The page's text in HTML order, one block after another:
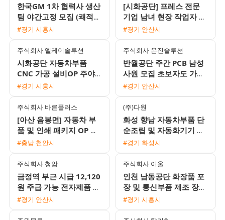
한국GM 1차 협력사 생산
팀 야간고정 모집 (쾌적한
환경/통근버스 운행)
#경기 시흥시
[시화공단] 프레스 전문
기업 남녀 현장 작업자 모
집 (초보 가능)
#경기 안산시
주식회사 엘케이솔루션
시화공단 자동차부품
CNC 가공 설비OP 주야2
교대 모집 (매년 시급 인
#경기 시흥시
주식회사 온진솔루션
반월공단 주간 PCB 남성
사원 모집 초보자도 가능
한 쉬운 단순 작업
#경기 안산시
주식회사 바른플러스
[아산 음봉면] 자동차 부
품 및 인쇄 패키지 OP 검
사 포장 사원 모집
#충남 천안시
(주)다원
화성 향남 자동차부품 단
순조립 및 자동화기기 조
작원 모집 주간고정 유류
#경기 화성시
주식회사 청암
금정역 부근 시급 12,120
원 주급 가능 전자제품 품
질검사 3교대 모집 쾌적
#경기 안산시
주식회사 여울
인천 남동공단 화장품 포
장 및 통신부품 제조 장기
근로자 모집 (주간고정 /
#경기 시흥시